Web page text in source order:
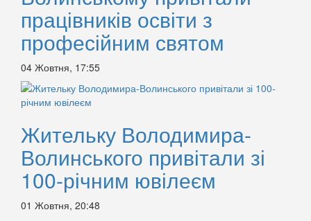
працівників освіти з
професійним святом
04 Жовтня, 17:55
Жительку Володимира-
Волинського привітали зі
100-річним ювілеєм
01 Жовтня, 20:48